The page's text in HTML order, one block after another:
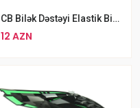
CB Bilək Dəstəyi Elastik Bilək Bandı
12 AZN